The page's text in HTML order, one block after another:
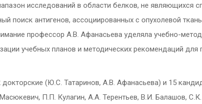
исследований в области белков, не являющихся
поиск антигенов, ассоциированных с опухолевой
профессор А.В. Афанасьева уделяла учебно-
учебных планов и методических рекомендаций для
(Ю.С. Татаринов, А.В. Афанасьева) и 15
П.П. Кулагин, А.А. Терентьев, В.И. Балашов,